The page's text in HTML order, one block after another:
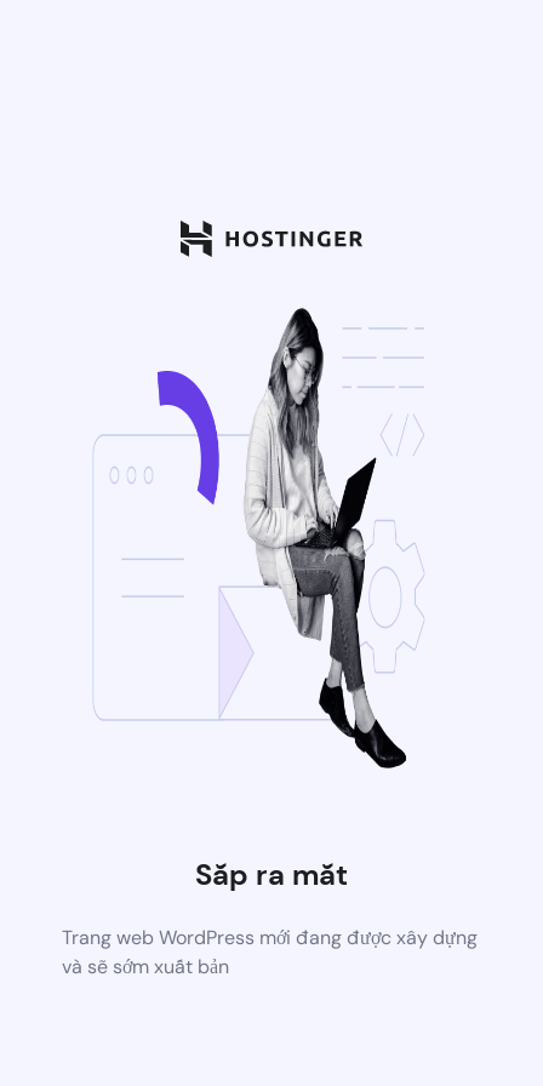
Sắp ra mắt
Trang web WordPress mới đang được xây dựng
và sẽ sớm xuất bản